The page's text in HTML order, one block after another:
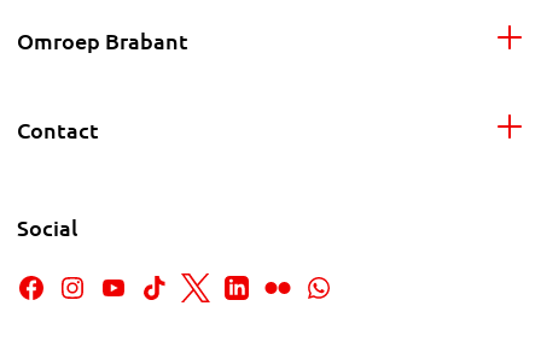
Omroep Brabant
Contact
Social